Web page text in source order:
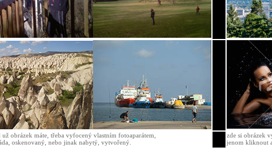
obrázek máte, třeba vyfocený vlastním fotoaparátem,
oskenovaný, nebo jinak nabytý, vytvořený.
zde si obrázek
jenom kliknout